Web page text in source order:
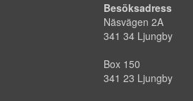
Besöksadress
Näsvägen 2A
341 34 Ljungby
Box 150
341 23 Ljungby